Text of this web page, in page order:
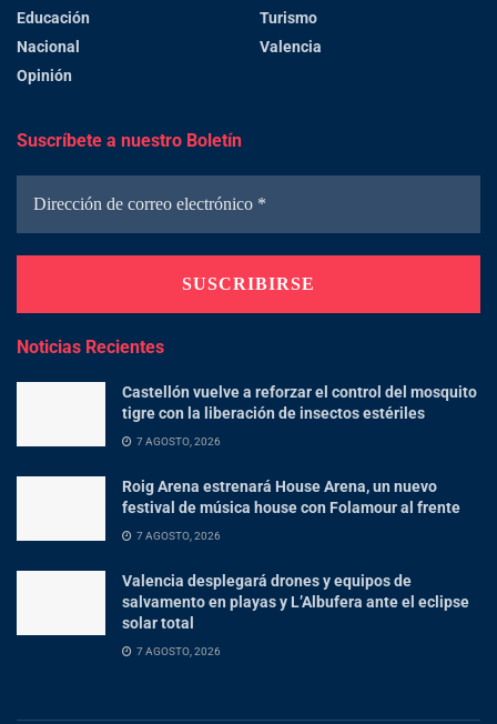
Educación
Nacional
Opinión
Turismo
Valencia
Suscríbete a nuestro Boletín
Noticias Recientes
Castellón vuelve a reforzar el control del mosquito
tigre con la liberación de insectos estériles
7 AGOSTO, 2026
Roig Arena estrenará House Arena, un nuevo
festival de música house con Folamour al frente
7 AGOSTO, 2026
Valencia desplegará drones y equipos de
salvamento en playas y L’Albufera ante el eclipse
solar total
7 AGOSTO, 2026